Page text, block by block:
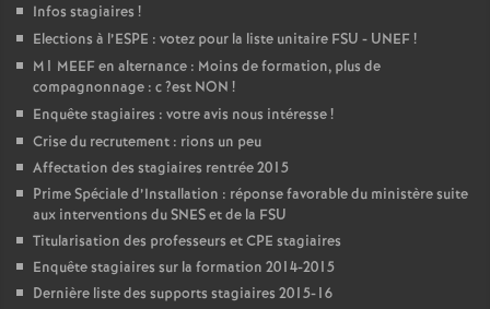
Infos stagiaires !
Elections à l’ESPE : votez pour la liste unitaire FSU - UNEF!
M1 MEEFen alternance : Moins de formation, plus de
compagnonnage : c?est NON !
Enquête stagiaires : votre avis nous intéresse!
Crise du recrutement : rions un peu
Affectation des stagiaires rentrée 2015
Prime Spéciale d’Installation : réponse favorable du ministère suite
aux interventions duSNESet de la FSU
Titularisation des professeurs etCPE stagiaires
Enquête stagiaires sur la formation 2014-2015
Dernière liste des supports stagiaires 2015-16